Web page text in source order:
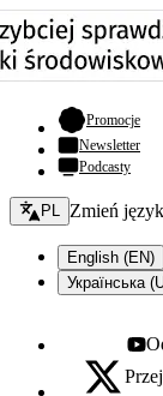
Promocje-
Newsletter
Podcasty
Zmień język -
PL Zmień
English (EN)
Українська
X - otwiera